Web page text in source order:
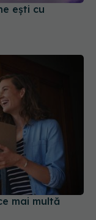
ești cu
mai multă